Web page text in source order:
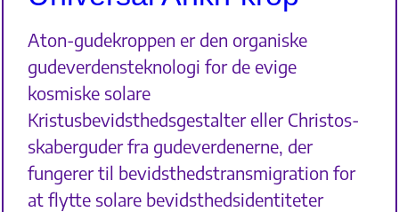
Aton-gudekroppen er den organiske
gudeverdensteknologi for de evige
kosmiske solare
Kristusbevidsthedsgestalter eller Christos-
skaberguder fra gudeverdenerne, der
fungerer til bevidsthedstransmigration for
at flytte solare bevidsthedsidentiteter